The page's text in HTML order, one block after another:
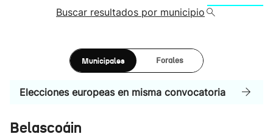
Buscar resultados por municipio
Municipales Forales
Elecciones europeas en misma convocatoria
Belascoáin